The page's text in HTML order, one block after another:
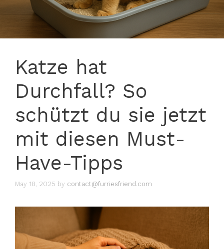
Katze hat
Durchfall? So
schützt du sie jetzt
mit diesen Must-
Have-Tipps
May 18, 2025 by contact@furriesfriend.com